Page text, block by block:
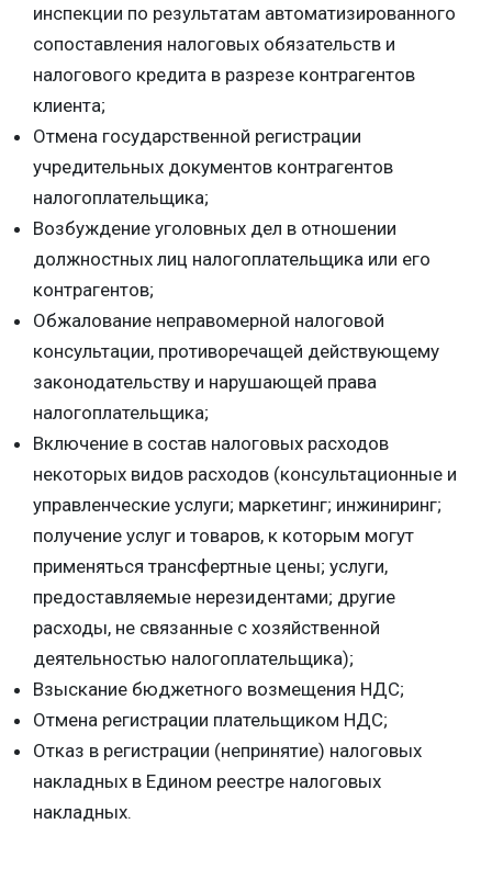
инспекции по результатам автоматизированного
сопоставления налоговых обязательств и
налогового кредита в разрезе контрагентов
клиента;
Отмена государственной регистрации
учредительных документов контрагентов
налогоплательщика;
Возбуждение уголовных дел в отношении
должностных лиц налогоплательщика или его
контрагентов;
Обжалование неправомерной налоговой
консультации, противоречащей действующему
законодательству и нарушающей права
налогоплательщика;
Включение в состав налоговых расходов
некоторых видов расходов (консультационные и
управленческие услуги; маркетинг; инжиниринг;
получение услуг и товаров, к которым могут
применяться трансфертные цены; услуги,
предоставляемые нерезидентами; другие
расходы, не связанные с хозяйственной
деятельностью налогоплательщика);
Взыскание бюджетного возмещения НДС;
Отмена регистрации плательщиком НДС;
Отказ в регистрации (непринятие) налоговых
накладных в Едином реестре налоговых
накладных.